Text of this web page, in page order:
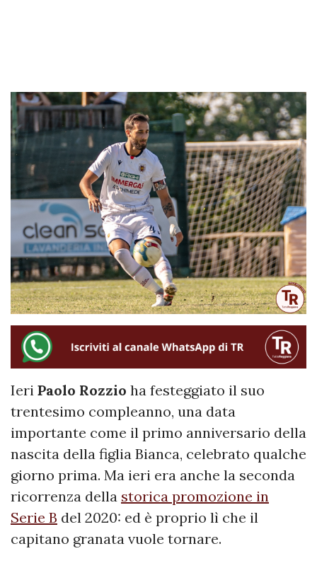
Ieri Paolo Rozzio ha festeggiato il suo
trentesimo compleanno, una data
importante come il primo anniversario della
nascita della figlia Bianca, celebrato qualche
giorno prima. Ma ieri era anche la seconda
ricorrenza della storica promozione in
Serie B del 2020: ed è proprio lì che il
capitano granata vuole tornare.